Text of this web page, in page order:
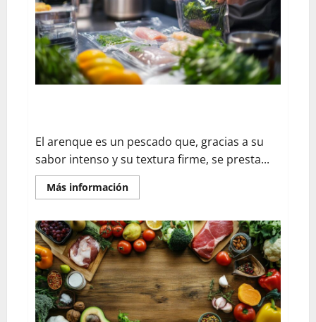
de
limones
confitados:
sabores
ácidos
y
dulzura
garantizados
El arenque es un pescado que, gracias a su
sabor intenso y su textura firme, se presta...
Más informaciónEn
savoir
¿Cómo
cocinar
arenques
al
vacío
de
forma
sostenible
y
deliciosa?